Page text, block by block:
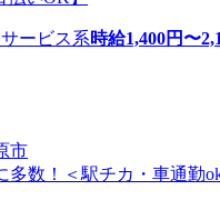
ービス系時給1,400円〜
市
多数！＜駅チカ・車通勤